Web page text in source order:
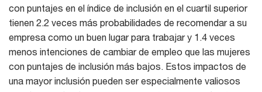
con puntajes en el índice de inclusión en el cuartil superior
tienen 2.2 veces más probabilidades de recomendar a su
empresa como un buen lugar para trabajar y 1.4 veces
menos intenciones de cambiar de empleo que las mujeres
con puntajes de inclusión más bajos. Estos impactos de
una mayor inclusión pueden ser especialmente valiosos